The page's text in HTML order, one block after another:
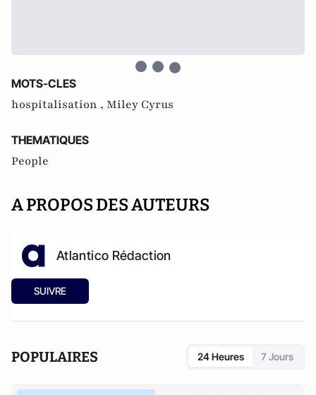
MOTS-CLES
hospitalisation , Miley Cyrus
THEMATIQUES
People
A PROPOS DES AUTEURS
Atlantico Rédaction
SUIVRE
POPULAIRES 24 Heures 7 Jours